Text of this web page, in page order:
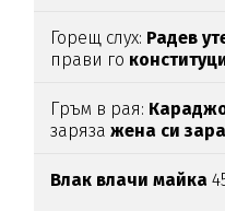
Горещ слух: Радев
прави го
Гръм в рая:
зарязажена си
Влак влачи майка